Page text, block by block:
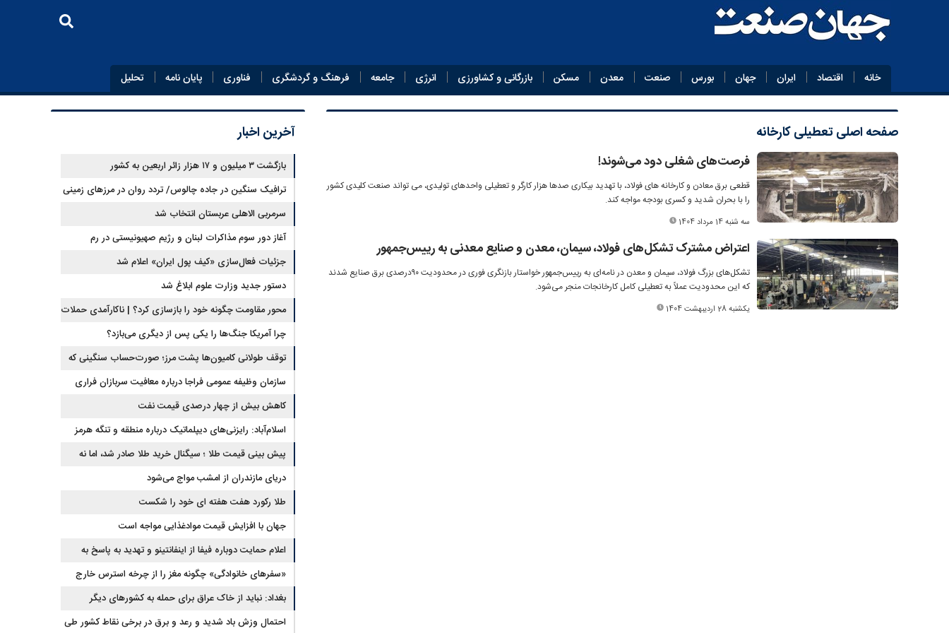
خانه اقتصاد ایران جهان بورس صنعت معدن مسکن بازرگانی و کشاورزی انرژی جامعه فرهنگ و گردشگری فناوری پایان‌ نامه تحلیل
صفحه اصلیتعطیلی کارخانه
فرصت‌های شغلی دود می‌شوند!
قطعی برق معادن و کارخانه های فولاد، با تهدید بیکاری صدها هزار کارگر و تعطیلی واحدهای تولیدی، می تواند صنعت کلیدی کشور
را با بحران شدید و کسری بودجه مواجه کند.
سه شنبه 14 مرداد 1404
اعتراض مشترک تشکل‌های فولاد، سیمان، معدن و صنایع معدنی به رییس‌جمهور
تشکل‌های بزرگ فولاد، سیمان و معدن در نامه‌ای به رییس‌جمهور خواستار بازنگری فوری در محدودیت ۹۰درصدی برق صنایع شدند
که این محدودیت عملاً به تعطیلی کامل کارخانجات منجر می‌شود.
یکشنبه 28 اردیبهشت 1404
آخرین اخبار
بازگشت ۳ میلیون و ۱۷ هزار زائر اربعین به کشور
ترافیک سنگین در جاده چالوس/ تردد روان در مرزهای زمینی
کشور
سرمربی الاهلی عربستان انتخاب شد
آغاز دور سوم مذاکرات لبنان و رژیم صهیونیستی در رم
جزئیات فعال‌سازی «کیف پول ایران» اعلام شد
دستور جدید وزارت علوم ابلاغ شد
محور مقاومت چگونه خود را بازسازی کرد؟ | ناکارآمدی حملات
نظامی و تحریم‌ها در فروپاشی شبکه منطقه‌ای ایران
چرا آمریکا جنگ‌ها را یکی پس از دیگری می‌بازد؟
توقف طولانی کامیون‌ها پشت مرز؛ صورت‌حساب سنگینی که
به اقتصاد می‌رسد
سازمان وظیفه عمومی فراجا درباره معافیت سربازان فراری
اطلاعیه داد
کاهش بیش از چهار درصدی قیمت نفت
اسلام‌آباد: رایزنی‌های دیپلماتیک درباره منطقه و تنگه هرمز
ادامه دارد
پیش بینی قیمت طلا ؛ سیگنال خرید طلا صادر شد، اما نه
برای رکورد جدید
دریای مازندران از امشب مواج می‌شود
طلا رکورد هفت هفته ای خود را شکست
جهان با افزایش قیمت موادغذایی مواجه است
اعلام حمایت دوباره فیفا از اینفانتینو و تهدید به پاسخ به
توهین‌ها
«سفرهای خانوادگی» چگونه مغز را از چرخه استرس خارج
می‌کند؟
بغداد: نباید از خاک عراق برای حمله به کشورهای دیگر
استفاده کرد
احتمال وزش باد شدید و رعد و برق در برخی نقاط کشور طی